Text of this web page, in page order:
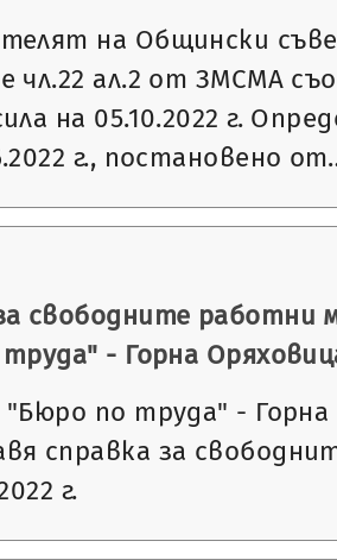
на Общински
чл.22 ал.2 от ЗМСМА
на 05.10.2022 г.
г., постановено
свободните работни
- Горна
"Бюро по труда" -
справка за
г.